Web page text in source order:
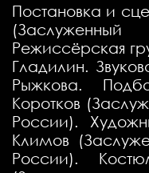
Постановка и
Режиссёрская
Гладилин.
Рыжкова.
Коротков
России).
Климов
России).